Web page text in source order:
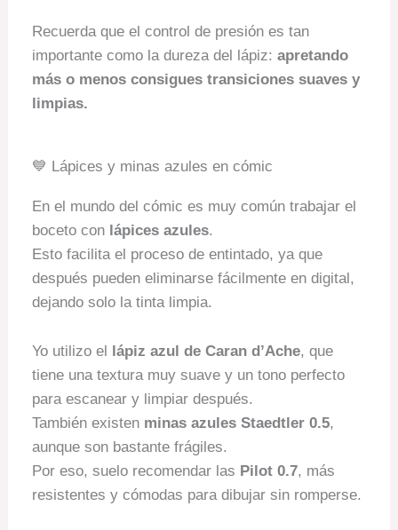
Recuerda que el control de presión es tan
importante como la dureza del lápiz:apretando
más o menos consigues transiciones suaves y
limpias.
💙 Lápices y minas azules en cómic
En el mundo del cómic es muy común trabajar el
boceto con lápices azules.
Esto facilita el proceso de entintado, ya que
después pueden eliminarse fácilmente en digital,
dejando solo la tinta limpia.
Yo utilizo el lápiz azul de Caran d’Ache, que
tiene una textura muy suave y un tono perfecto
para escanear y limpiar después.
También existen minas azules Staedtler 0.5,
aunque son bastante frágiles.
Por eso, suelo recomendar las Pilot 0.7, más
resistentes y cómodas para dibujar sin romperse.